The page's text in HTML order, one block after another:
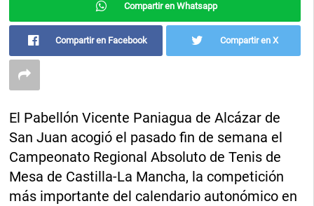
Compartir en Whatsapp
Compartir en Facebook Compartir en X
El Pabellón Vicente Paniagua de Alcázar de
San Juan acogió el pasado fin de semana el
Campeonato Regional Absoluto de Tenis de
Mesa de Castilla-La Mancha, la competición
más importante del calendario autonómico en